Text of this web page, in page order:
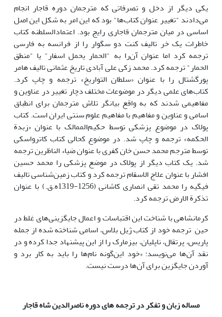
یکی دیگر از دخل و تصرفاتی که مترجمان دوره قاجار انجام
می‌دادند "تغییر عنوان کتاب‌ها" بود که این امر به شکل این اصل
اساسی در میان مترجمان قاجاری رایج بود. اعتمادالسلطنه کتاب
خاطرات یک خر تالیف کنت دو سگوار را از فرانسه به فارسی
ترجمه کرد اما عنوان آن‌را به "الحمار یحمل اسفار" یا "منطق
الحمار" ترجمه کرد. محمد زکی علی آبادی تاریخ عثمانی تالیف هامر
پورگشتال را با عنوان «سلطان التواریخ» ترجمه و چاپ کرد.
کتاب‌های علمی دیگر در موضوعات مختلف دچار تغییر در عناوین و
مفاهیمی شدند که به واقع بیانگر تلاش مترجمان برای انطباق
اسامی و عناوین و مفاهیم با مفاهیم علوم سنتی ایران است. کتاب
پولاک در موضوع پزشکی توسط حکیم‌الممالک با عنوان «زبدة
الحکمه» ترجمه و چاپ شد. در موضوع کحالی کتاب کاترواسکی
توسط مترجم محمد حسن خان کفری با عنوان ضیاء الناظرین ترجمه
شد. یک کتاب دیگر از پولاک در موضع پزشکی را محمد حسین
افشار با عنوان علاج الاسقام ترجمه کرد و کتاب زمین‌شناسی تالیف
فیگیه را محمد تقی‌ انصاری کاشانی (1256-1319ه.ق.) با عنوان
تذکرة الارض ترجمه کرد.
کرمانشاهی با شناخت این اقتباسات و اعمال جایگزینی‌های غلط در
حین ترجمه خود از کتاب ژیل بلاس، اسامی شناخته شده از جمله
پاریس، پرتقال، ناپلیان، بیزمارک را از این پیشنهاد جدا کرده و در
نقد آن‌ها می‌نویسد: «خود این‌گونه نام‌ها را باید به کار برد و
آوردن جایگزین برای آن‌ها درست نیست.
مساله زبان و تفکر در ترجمه های دوره ناصرالدین شاه قاجار